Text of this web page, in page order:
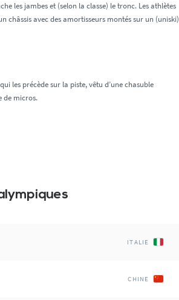
les jambes et (selon la classe) le tronc. Les athlètes
châssis avec des amortisseurs montés sur un (uniski)
les précède sur la piste, vêtu d’une chasuble
de micros.
ITALIE
CHINE